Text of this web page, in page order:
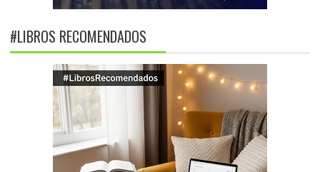
#LIBROS RECOMENDADOS